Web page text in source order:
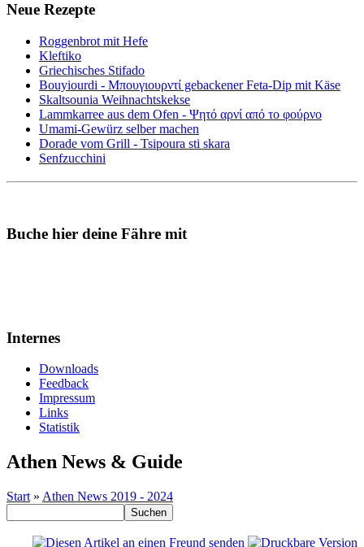
Neue Rezepte
Roggenbrot mit Hefe
Kleftiko
Griechisches Stifado
Bouyiourdi - Μπουγιουρντί gebackener Feta-Dip mit Käse
Skaltsounia Weihnachtskekse
Lammkarree aus dem Ofen - Ψητό αρνί από το φούρνο
Umami-Gewürz selber machen
Dorade vom Grill - Tsipoura sti skara
Senfzucchini
Buche hier deine Fähre mit
Internes
Downloads
Feedback
Impressum
Links
Statistik
Athen News & Guide
Start » Athen News 2019 - 2024